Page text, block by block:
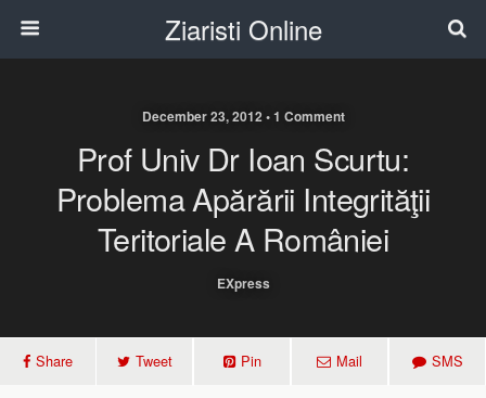
Ziaristi Online
December 23, 2012 • 1 Comment
Prof Univ Dr Ioan Scurtu:
Problema Apărării Integrităţii
Teritoriale A României
EXpress
Share Tweet Pin Mail SMS